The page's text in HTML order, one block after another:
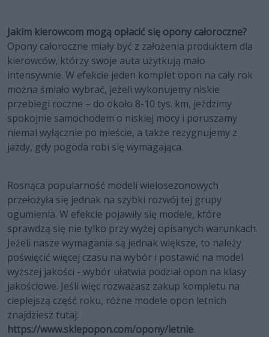
Jakim kierowcom mogą opłacić się opony całoroczne?
Opony całoroczne miały być z założenia produktem dla
kierowców, którzy swoje auta użytkują mało
intensywnie. W efekcie jeden komplet opon na cały rok
można śmiało wybrać, jeżeli wykonujemy niskie
przebiegi roczne – do około 8-10 tys. km, jeździmy
spokojnie samochodem o niskiej mocy i poruszamy
niemal wyłącznie po mieście, a także rezygnujemy z
jazdy, gdy pogoda robi się wymagająca.
Rosnąca popularność modeli wielosezonowych
przełożyła się jednak na szybki rozwój tej grupy
ogumienia. W efekcie pojawiły się modele, które
sprawdzą się nie tylko przy wyżej opisanych warunkach.
Jeżeli nasze wymagania są jednak większe, to należy
poświęcić więcej czasu na wybór i postawić na model
wyższej jakości - wybór ułatwia podział opon na klasy
jakościowe. Jeśli więc rozważasz zakup kompletu na
cieplejszą część roku, różne modele opon letnich
znajdziesz tutaj:
https://www.sklepopon.com/opony/letnie.